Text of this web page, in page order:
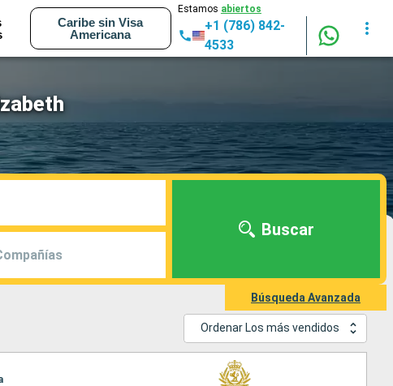
Caribe sin Visa
Americana
Estamos abiertos
+1 (786) 842-
4533
Buscar
Búsqueda Avanzada
Ordenar Los más vendidos